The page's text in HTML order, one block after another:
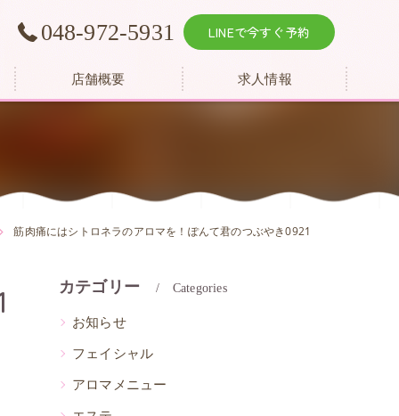
048-972-5931 LINEで今すぐ予約
店舗概要 求人情報
筋肉痛にはシトロネラのアロマを！ぽんて君のつぶやき0921
カテゴリー Categories
お知らせ
フェイシャル
アロマメニュー